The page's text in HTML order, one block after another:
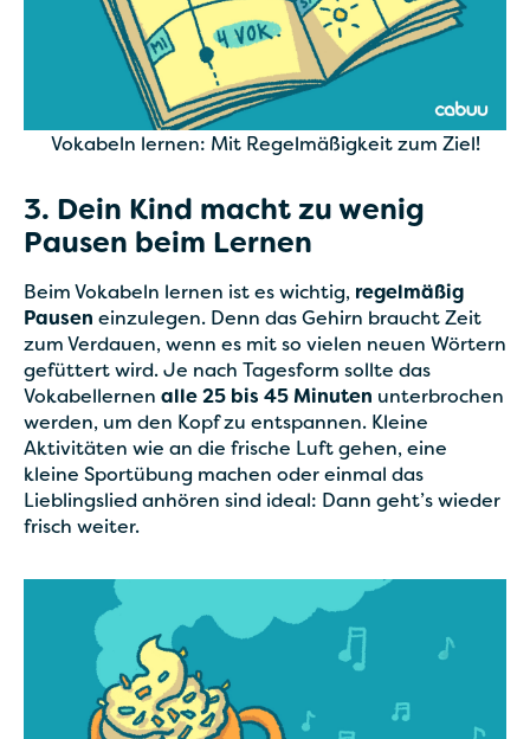
Vokabeln lernen: Mit Regelmäßigkeit zum Ziel!
3. Dein Kind macht zu wenig
Pausen beim Lernen
Beim Vokabeln lernen ist es wichtig, regelmäßig
Pausen einzulegen. Denn das Gehirn braucht Zeit
zum Verdauen, wenn es mit so vielen neuen Wörtern
gefüttert wird. Je nach Tagesform sollte das
Vokabellernen alle 25 bis 45 Minuten unterbrochen
werden, um den Kopf zu entspannen. Kleine
Aktivitäten wie an die frische Luft gehen, eine
kleine Sportübung machen oder einmal das
Lieblingslied anhören sind ideal: Dann geht’s wieder
frisch weiter.